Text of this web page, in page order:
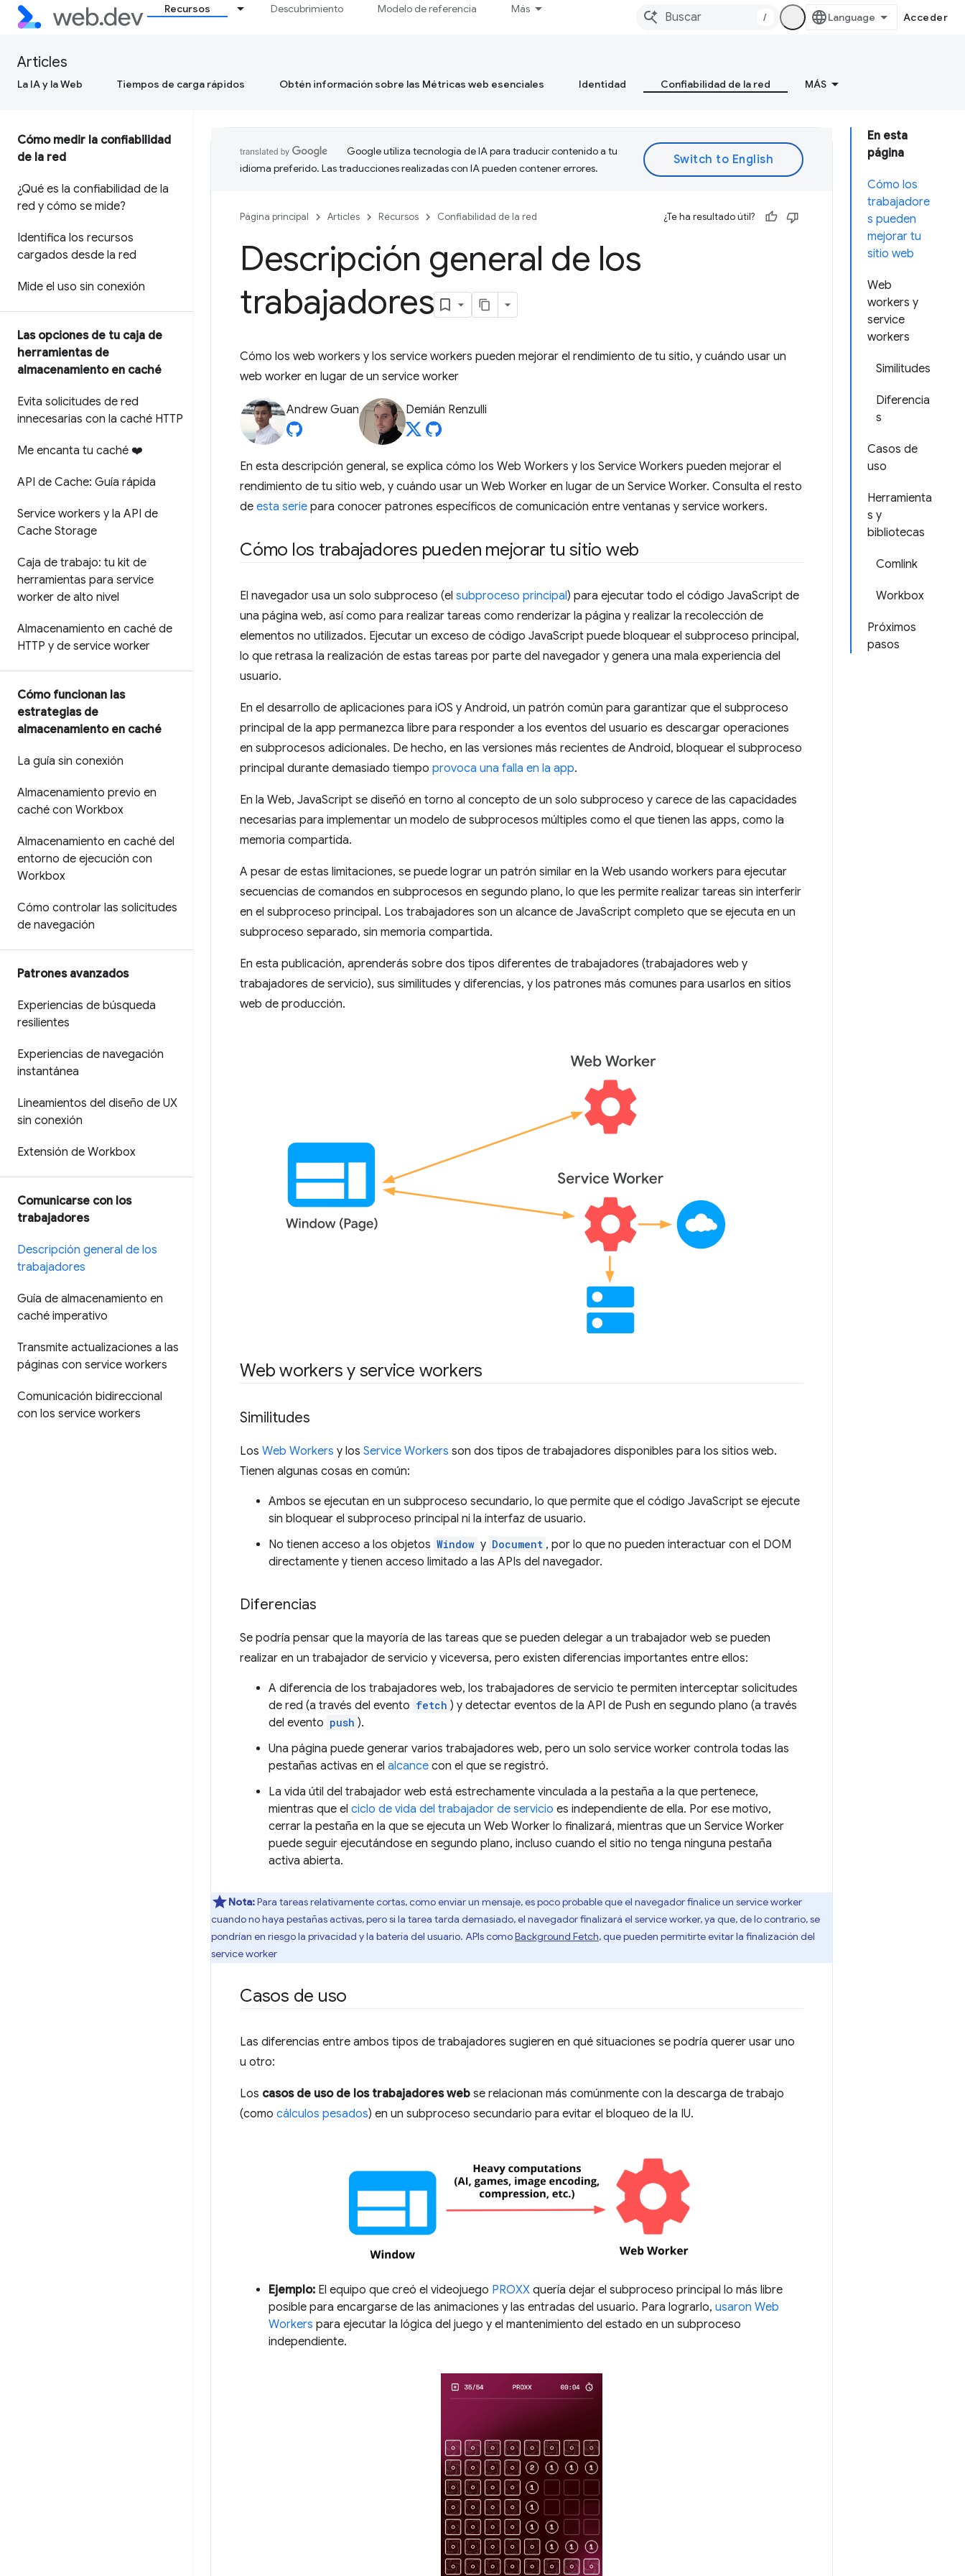
Recursos Descubrimiento Modelo de referencia Más
/ Acceder
Articles
La IA y la Web Tiempos de carga rápidos Obtén información sobre las Métricas web esenciales Identidad Confiabilidad de la red MÁS
Cómo medir la confiabilidad
de la red
¿Qué es la confiabilidad de la
red y cómo se mide?
Identifica los recursos
cargados desde la red
Mide el uso sin conexión
Las opciones de tu caja de
herramientas de
almacenamiento en caché
Evita solicitudes de red
innecesarias con la caché HTTP
Me encanta tu caché ❤️
API de Cache: Guía rápida
Service workers y la API de
Cache Storage
Caja de trabajo: tu kit de
herramientas para service
worker de alto nivel
Almacenamiento en caché de
HTTP y de service worker
Cómo funcionan las
estrategias de
almacenamiento en caché
La guía sin conexión
Almacenamiento previo en
caché con Workbox
Almacenamiento en caché del
entorno de ejecución con
Workbox
Cómo controlar las solicitudes
de navegación
Patrones avanzados
Experiencias de búsqueda
resilientes
Experiencias de navegación
instantánea
Lineamientos del diseño de UX
sin conexión
Extensión de Workbox
Comunicarse con los
trabajadores
Descripción general de los
trabajadores
Guía de almacenamiento en
caché imperativo
Transmite actualizaciones a las
páginas con service workers
Comunicación bidireccional
con los service workers
En esta
página
Cómo los
trabajadore
s pueden
mejorar tu
sitio web
Web
workers y
service
workers
Similitudes
Diferencia
s
Casos de
uso
Herramienta
s y
bibliotecas
Comlink
Workbox
Próximos
pasos
Google utiliza tecnología de IA para traducir contenido a tu
idioma preferido. Las traducciones realizadas con IA pueden contener errores.
Página principal Articles Recursos Confiabilidad de la red ¿Te ha resultado útil?
Descripción general de los
trabajadores
Cómo los web workers y los service workers pueden mejorar el rendimiento de tu sitio, y cuándo usar un
web worker en lugar de un service worker
Andrew Guan Demián Renzulli
En esta descripción general, se explica cómo los Web Workers y los Service Workers pueden mejorar el
rendimiento de tu sitio web, y cuándo usar un Web Worker en lugar de un Service Worker. Consulta el resto
de esta serie para conocer patrones específicos de comunicación entre ventanas y service workers.
Cómo los trabajadores pueden mejorar tu sitio web
El navegador usa un solo subproceso (el subproceso principal) para ejecutar todo el código JavaScript de
una página web, así como para realizar tareas como renderizar la página y realizar la recolección de
elementos no utilizados. Ejecutar un exceso de código JavaScript puede bloquear el subproceso principal,
lo que retrasa la realización de estas tareas por parte del navegador y genera una mala experiencia del
usuario.
En el desarrollo de aplicaciones para iOS y Android, un patrón común para garantizar que el subproceso
principal de la app permanezca libre para responder a los eventos del usuario es descargar operaciones
en subprocesos adicionales. De hecho, en las versiones más recientes de Android, bloquear el subproceso
principal durante demasiado tiempo provoca una falla en la app.
En la Web, JavaScript se diseñó en torno al concepto de un solo subproceso y carece de las capacidades
necesarias para implementar un modelo de subprocesos múltiples como el que tienen las apps, como la
memoria compartida.
A pesar de estas limitaciones, se puede lograr un patrón similar en la Web usando workers para ejecutar
secuencias de comandos en subprocesos en segundo plano, lo que les permite realizar tareas sin interferir
en el subproceso principal. Los trabajadores son un alcance de JavaScript completo que se ejecuta en un
subproceso separado, sin memoria compartida.
En esta publicación, aprenderás sobre dos tipos diferentes de trabajadores (trabajadores web y
trabajadores de servicio), sus similitudes y diferencias, y los patrones más comunes para usarlos en sitios
web de producción.
Web workers y service workers
Similitudes
Los Web Workers y los Service Workers son dos tipos de trabajadores disponibles para los sitios web.
Tienen algunas cosas en común:
Ambos se ejecutan en un subproceso secundario, lo que permite que el código JavaScript se ejecute
sin bloquear el subproceso principal ni la interfaz de usuario.
No tienen acceso a los objetos Window y Document , por lo que no pueden interactuar con el DOM
directamente y tienen acceso limitado a las APIs del navegador.
Diferencias
Se podría pensar que la mayoría de las tareas que se pueden delegar a un trabajador web se pueden
realizar en un trabajador de servicio y viceversa, pero existen diferencias importantes entre ellos:
A diferencia de los trabajadores web, los trabajadores de servicio te permiten interceptar solicitudes
de red (a través del evento fetch ) y detectar eventos de la API de Push en segundo plano (a través
del evento push ).
Una página puede generar varios trabajadores web, pero un solo service worker controla todas las
pestañas activas en el alcance con el que se registró.
La vida útil del trabajador web está estrechamente vinculada a la pestaña a la que pertenece,
mientras que el ciclo de vida del trabajador de servicio es independiente de ella. Por ese motivo,
cerrar la pestaña en la que se ejecuta un Web Worker lo finalizará, mientras que un Service Worker
puede seguir ejecutándose en segundo plano, incluso cuando el sitio no tenga ninguna pestaña
activa abierta.
Nota:Para tareas relativamente cortas, como enviar un mensaje, es poco probable que el navegador finalice un service worker
cuando no haya pestañas activas, pero si la tarea tarda demasiado, el navegador finalizará el service worker, ya que, de lo contrario, se
pondrían en riesgo la privacidad y la batería del usuario. APIs comoBackground Fetch, que pueden permitirte evitar la finalización del
service worker
Casos de uso
Las diferencias entre ambos tipos de trabajadores sugieren en qué situaciones se podría querer usar uno
u otro:
Los casos de uso de los trabajadores web se relacionan más comúnmente con la descarga de trabajo
(como cálculos pesados) en un subproceso secundario para evitar el bloqueo de la IU.
Ejemplo: El equipo que creó el videojuego PROXX quería dejar el subproceso principal lo más libre
posible para encargarse de las animaciones y las entradas del usuario. Para lograrlo, usaron Web
Workers para ejecutar la lógica del juego y el mantenimiento del estado en un subproceso
independiente.